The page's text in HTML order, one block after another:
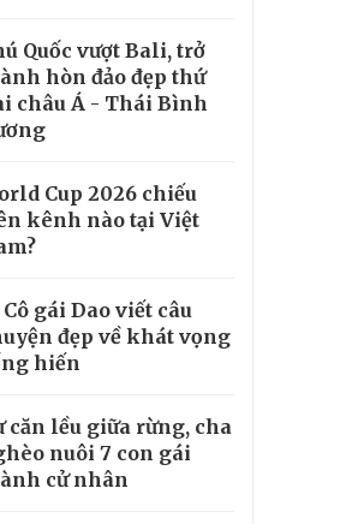
Quốc vượt Bali, trở
hòn đảo đẹp thứ
châu Á - Thái Bình
Cup 2026 chiếu
kênh nào tại Việt
Cô gái Dao viết câu
đẹp về khát vọng
hiến
căn lều giữa rừng, cha
nuôi 7 con gái
cử nhân